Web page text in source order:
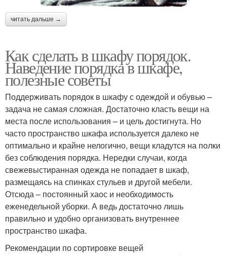
читать дальше →
Как сделать в шкафу порядок.
Наведение порядка в шкафе,
полезные советы
Поддерживать порядок в шкафу с одеждой и обувью –
задача не самая сложная. Достаточно класть вещи на
места после использования – и цель достигнута. Но
часто пространство шкафа используется далеко не
оптимально и крайне нелогично, вещи кладутся на полки
без соблюдения порядка. Нередки случаи, когда
свежевыстиранная одежда не попадает в шкаф,
размещаясь на спинках стульев и другой мебели.
Отсюда – постоянный хаос и необходимость
еженедельной уборки. А ведь достаточно лишь
правильно и удобно организовать внутреннее
пространство шкафа.
Рекомендации по сортировке вещей